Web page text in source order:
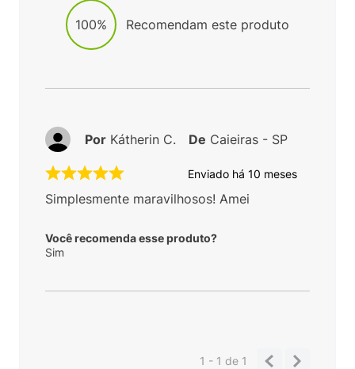
100% Recomendam este produto
Enviado há 10 meses
Simplesmente maravilhosos! Amei
Você recomenda esse produto?
Sim
Por Kátherin C. De Caieiras - SP
1 - 1de 1